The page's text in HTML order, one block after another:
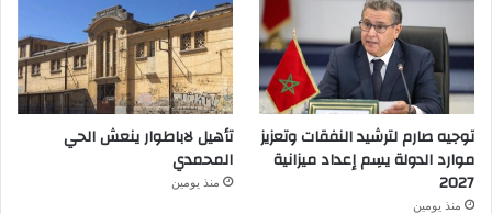
توجيه صارم لترشيد النفقات وتعزيز
موارد الدولة يسِم إعداد ميزانية
2027
منذ يومين
تأهيل لاباطوار ينعش الحي
المحمدي
منذ يومين